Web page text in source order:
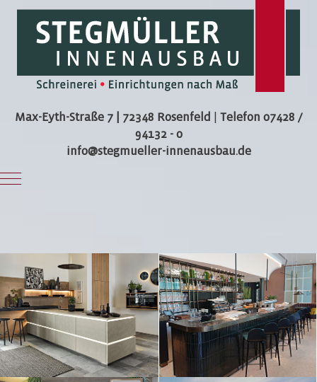
Max-Eyth-Straße 7 | 72348 Rosenfeld
Telefon 07428 /
94132 - 0
info@stegmueller-innenausbau.de
Mobile Menu Toggle